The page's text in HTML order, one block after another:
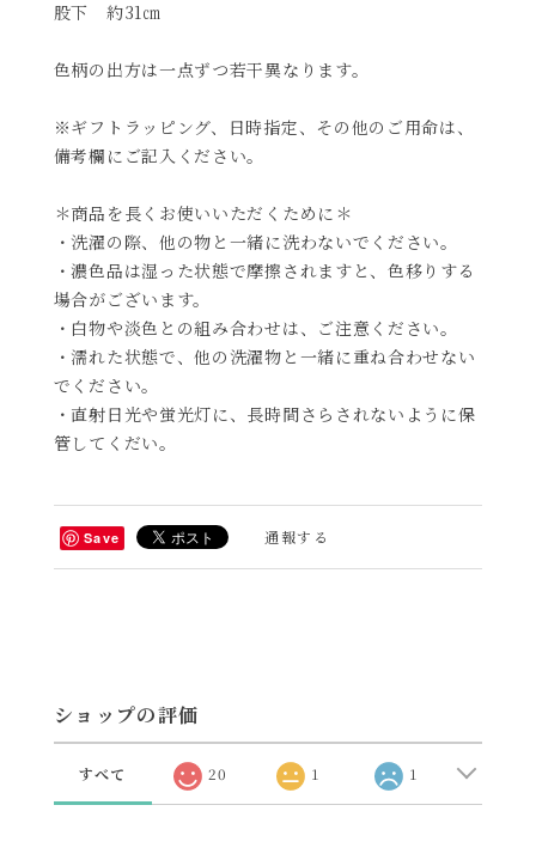
股下 約31㎝
色柄の出方は一点ずつ若干異なります。
※ギフトラッピング、日時指定、その他のご用命は、
備考欄にご記入ください。
＊商品を長くお使いいただくために＊
・洗濯の際、他の物と一緒に洗わないでください。
・濃色品は湿った状態で摩擦されますと、色移りする
場合がございます。
・白物や淡色との組み合わせは、ご注意ください。
・濡れた状態で、他の洗濯物と一緒に重ね合わせない
でください。
・直射日光や蛍光灯に、長時間さらされないように保
管してくだい。
Save 通報する
ショップの評価
すべて 20 1 1